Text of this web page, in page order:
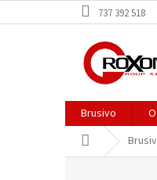
na
737 392 518
Brusivo
Domů